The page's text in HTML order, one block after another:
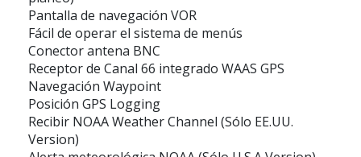
Pantalla de navegación VOR
Fácil de operar el sistema de menús
Conector antena BNC
Receptor de Canal 66 integrado WAAS GPS
Navegación Waypoint
Posición GPS Logging
Recibir NOAA Weather Channel (Sólo EE.UU.
Version)